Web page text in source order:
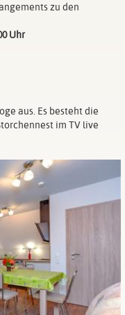
zu den
Uhr
aus. Es besteht die
im TV live